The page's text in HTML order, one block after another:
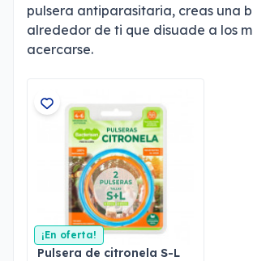
pulsera antiparasitaria, creas una
alrededor de ti que disuade a los
acercarse.
¡En oferta!
Pulsera de citronela S-L